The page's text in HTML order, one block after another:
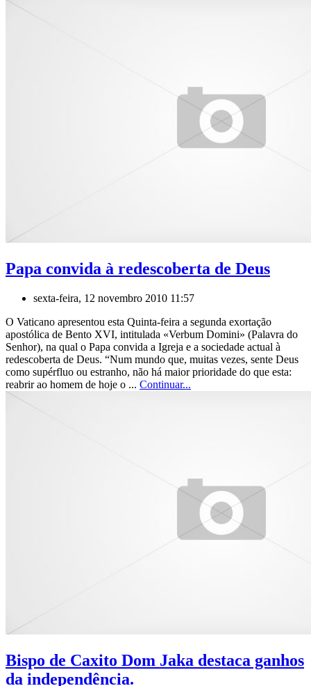
Papa convida à redescoberta de Deus
sexta-feira, 12 novembro 2010 11:57
O Vaticano apresentou esta Quinta-feira a segunda exortação
apostólica de Bento XVI, intitulada «Verbum Domini» (Palavra do
Senhor), na qual o Papa convida a Igreja e a sociedade actual à
redescoberta de Deus. “Num mundo que, muitas vezes, sente Deus
como supérfluo ou estranho, não há maior prioridade do que esta:
reabrir ao homem de hoje o ... Continuar...
Bispo de Caxito Dom Jaka destaca ganhos
da independência.